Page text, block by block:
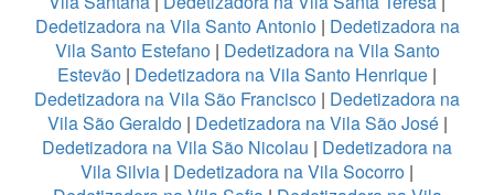
Dedetizadora na Vila Santo Antonio| Dedetizadora na
Vila Santo Estefano| Dedetizadora na Vila Santo
Estevão | Dedetizadora na Vila Santo Henrique |
Dedetizadora na Vila São Francisco | Dedetizadora na
Vila São Geraldo| Dedetizadora na Vila São José|
Dedetizadora na Vila São Nicolau | Dedetizadora na
Vila Silvia | Dedetizadora na Vila Socorro |